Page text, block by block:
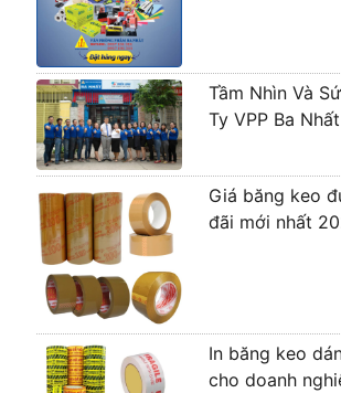
Tầm Nhìn Và
Ty VPP Ba Nhất
Giá băng keo
đãi mới nhất
In băng keo
cho doanh